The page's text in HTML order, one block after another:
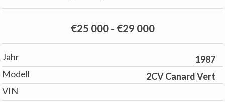
€25 000- €29 000
Jahr
1987
Modell
2CV Canard Vert
VIN